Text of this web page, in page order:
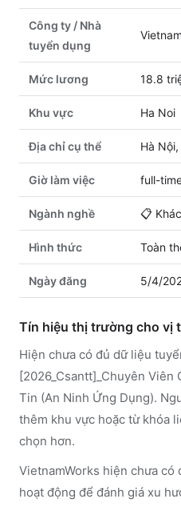
Công ty / Nhà
tuyển dụng
Mức lương 18.8
Khu vực Ha Noi
Địa chỉ cụ thể Hà
Giờ làm việc full-
Ngành nghề 📋 Khác
Hình thức Toàn
Ngày đăng 5/4/
Tín hiệu thị trường cho vị
Hiện chưa có đủ dữ liệu
[2026_Csantt]_Chuyên Viên
Tin (An Ninh Ứng Dụng).
thêm khu vực hoặc từ khóa
chọn hơn.
VietnamWorks hiện chưa
hoạt động để đánh giá xu